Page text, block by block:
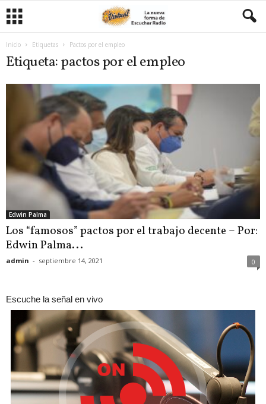
Inicio Etiquetas Pactos por el empleo
Etiqueta: pactos por el empleo
Edwin Palma
Los “famosos” pactos por el trabajo decente – Por:
Edwin Palma...
admin - septiembre 14, 2021 0
Escuche la señal en vivo